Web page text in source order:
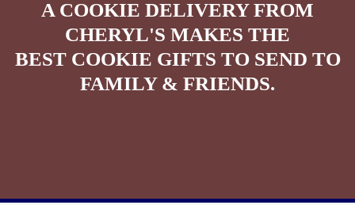
A COOKIE DELIVERY FROM
CHERYL'S MAKES THE
BEST COOKIE GIFTS TO SEND TO
FAMILY & FRIENDS.